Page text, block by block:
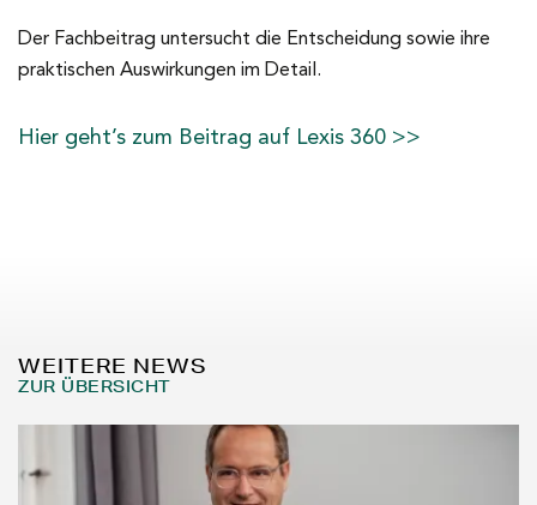
Der Fachbeitrag untersucht die Entscheidung sowie ihre
praktischen Auswirkungen im Detail.
Hier geht’s zum Beitrag auf Lexis 360 >>
WEITERE NEWS
ZUR ÜBERSICHT